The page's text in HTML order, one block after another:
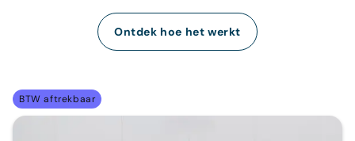
Ontdek hoe het werkt
BTW aftrekbaar